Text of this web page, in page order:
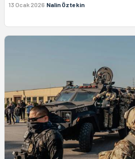
13 Ocak 2026 Nalin Öztekin